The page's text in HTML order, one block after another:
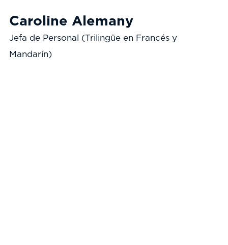
Caroline Alemany
Jefa de Personal (Trilingüe en Francés y
Mandarín)